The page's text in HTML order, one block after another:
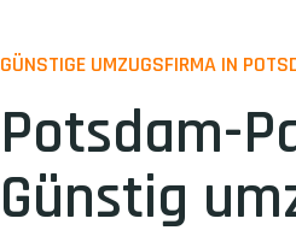
GÜNSTIGE UMZUGSFIRMA IN
Potsdam-
Günstig